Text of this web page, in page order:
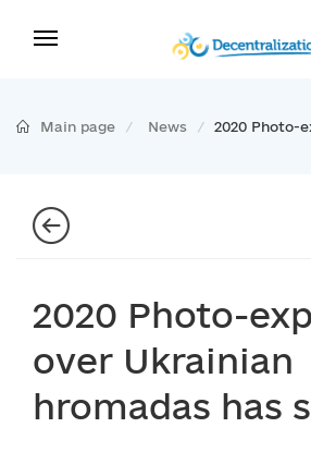
Main page News 2020 Photo-
2020 Photo-
over Ukrainian
hromadas has